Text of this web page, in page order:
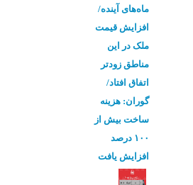
ماه‌های آینده/
افزایش قیمت
ملک در این
مناطق زودتر
اتفاق افتاد/
گوران: هزینه
ساخت بیش از
۱۰۰ درصد
افزایش یافت